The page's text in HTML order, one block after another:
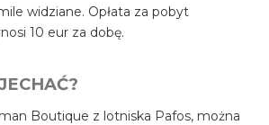
widziane. Opłata za pobyt
10 eur za dobę.
Boutique z lotniska Pafos, można